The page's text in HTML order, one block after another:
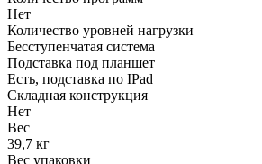
Нет
Количество уровней нагрузки
Бесступенчатая система
Подставка под планшет
Есть, подставка по IPad
Складная конструкция
Нет
Вес
39,7 кг
Вес упаковки